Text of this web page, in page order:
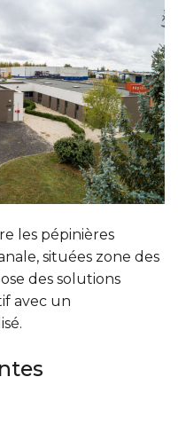
les pépinières
situées zone des
des solutions
avec un